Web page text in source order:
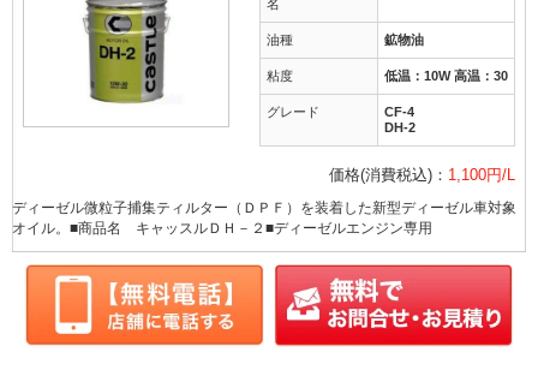
名
油種 鉱物油
粘度 低温：10W 高温：30
グレード
CF-4
DH-2
価格(消費税込)： 1,100円/L
ディーゼル微粒子捕集ティルター（ＤＰＦ）を装着した新型ディーゼル車対象
オイル。■商品名 キャッスルＤＨ－２■ディーゼルエンジン専用